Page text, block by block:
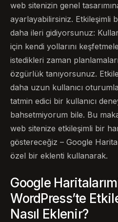
web sitenizin genel
ayarlayabilirsiniz. Etkileşimli
daha ileri gidiyorsunuz:
için kendi yollarını
istedikleri zaman
özgürlük tanıyorsunuz.
daha uzun kullanıcı
tatmin edici bir kullanıcı
bahsetmiyorum bile. Bu
web sitenize etkileşimli bir
göstereceğiz – Google
özel bir eklenti kullanarak.
Google
WordPress’te
Nasıl Eklenir?